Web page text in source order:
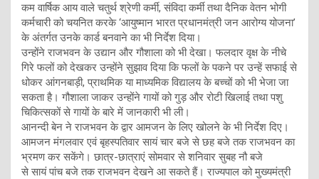
कम वार्षिक आय वाले चतुर्थ श्रेणी कर्मी, संविदा कर्मी तथा दैनिक वेतन भोगी
कर्मचारी को चयनित करके ‘आयुष्मान भारत प्रधानमंत्री जन आरोग्य योजना’
के अंतर्गत उनके कार्ड बनवाने का भी निर्देश दिया।
उन्होंने राजभवन के उद्यान और गौशाला को भी देखा। फलदार वृक्ष के नीचे
गिरे फलों को देखकर उन्होंने सुझाव दिया कि फलों के पकने पर उन्हें सफाई से
धोकर आंगनबाड़ी, प्राथमिक या माध्यमिक विद्यालय के बच्चों को भी भेजा जा
सकता है। गौशाला जाकर उन्होंने गायों को गुड़ और रोटी खिलाई तथा पशु
चिकित्सकों से गायों के बारे में जानकारी भी ली।
आनन्दी बेन ने राजभवन के द्वार आमजन के लिए खोलने के भी निर्देश दिए।
आमजन मंगलवार एवं बृहस्पतिवार सायं चार बजे से छह बजे तक राजभवन का
भ्रमण कर सकेंगे। छात्र-छात्राएं सोमवार से शनिवार सुबह नौ बजे
से सायं पांच बजे तक राजभवन देखने आ सकते हैं। राज्यपाल को मुख्यमंत्री